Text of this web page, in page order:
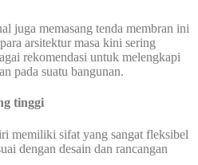
juga memasang tenda membran ini
arsitektur masa kini sering
rekomendasi untuk melengkapi
pada suatu bangunan.
tinggi
memiliki sifat yang sangat fleksibel
dengan desain dan rancangan